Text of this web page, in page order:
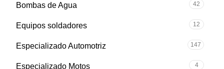
Bombas de Agua 42
Equipos soldadores 12
Especializado Automotriz 147
Especializado Motos 4